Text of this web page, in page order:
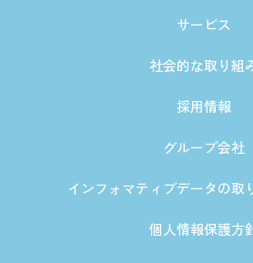
サービス
社会的な取り組
採用情報
グループ会社
インフォマティブデータの取
個人情報保護方